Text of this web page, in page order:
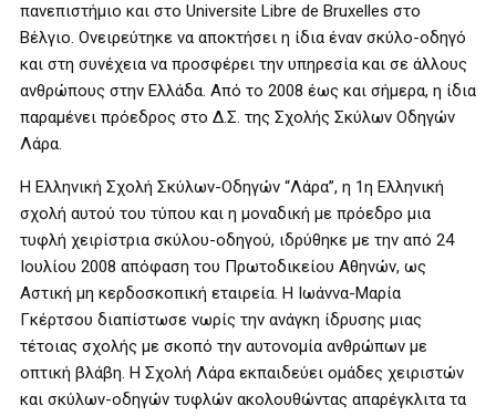
πανεπιστήμιο και στο Universite Libre de Bruxelles στο
Βέλγιο. Ονειρεύτηκε να αποκτήσει η ίδια έναν σκύλο-οδηγό
και στη συνέχεια να προσφέρει την υπηρεσία και σε άλλους
ανθρώπους στην Ελλάδα. Από το 2008 έως και σήμερα, η ίδια
παραμένει πρόεδρος στο Δ.Σ. της Σχολής Σκύλων Οδηγών
Λάρα.
Η Ελληνική Σχολή Σκύλων-Οδηγών “Λάρα”, η 1η Ελληνική
σχολή αυτού του τύπου και η μοναδική με πρόεδρο μια
τυφλή χειρίστρια σκύλου-οδηγού, ιδρύθηκε με την από 24
Ιουλίου 2008 απόφαση του Πρωτοδικείου Αθηνών, ως
Αστική μη κερδοσκοπική εταιρεία. Η Ιωάννα-Μαρία
Γκέρτσου διαπίστωσε νωρίς την ανάγκη ίδρυσης μιας
τέτοιας σχολής με σκοπό την αυτονομία ανθρώπων με
οπτική βλάβη. Η Σχολή Λάρα εκπαιδεύει ομάδες χειριστών
και σκύλων-οδηγών τυφλών ακολουθώντας απαρέγκλιτα τα